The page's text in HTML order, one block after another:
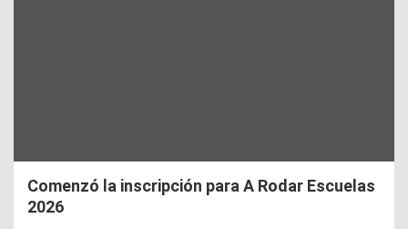
Comenzó la inscripción para A Rodar Escuelas
2026